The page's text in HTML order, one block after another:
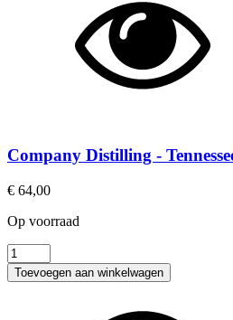
Company Distilling -
€ 64,00
Op voorraad
Company
Distilling
-
Toevoegen aan winkelwagen